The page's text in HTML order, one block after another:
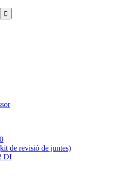
de revisió de juntes)
DI